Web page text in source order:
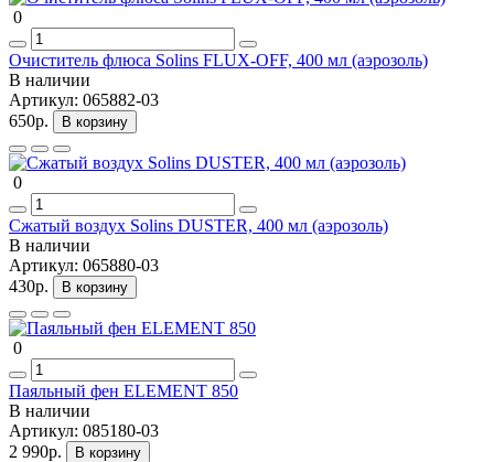
0
Очиститель флюса Solins FLUX-OFF, 400 мл (аэрозоль)
В наличии
Артикул: 065882-03
650р.
В корзину
0
Сжатый воздух Solins DUSTER, 400 мл (аэрозоль)
В наличии
Артикул: 065880-03
430р.
В корзину
0
Паяльный фен ELEMENT 850
В наличии
Артикул: 085180-03
2 990р.
В корзину